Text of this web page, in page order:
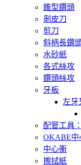
錐型鑽頭
剝皮刀
剪刀
斜柄長鑽
水砂紙
各式絲攻
鑽頭絲攻
牙板
左牙
配管工具
OKABE中
中心衝
擦拭紙